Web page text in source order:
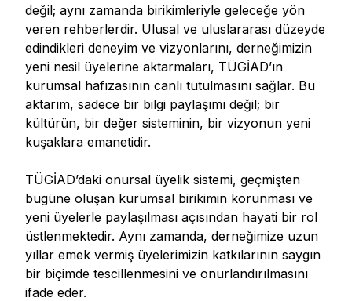
değil; aynı zamanda birikimleriyle geleceğe yön
veren rehberlerdir. Ulusal ve uluslararası düzeyde
edindikleri deneyim ve vizyonlarını, derneğimizin
yeni nesil üyelerine aktarmaları, TÜGİAD’ın
kurumsal hafızasının canlı tutulmasını sağlar. Bu
aktarım, sadece bir bilgi paylaşımı değil; bir
kültürün, bir değer sisteminin, bir vizyonun yeni
kuşaklara emanetidir.
TÜGİAD’daki onursal üyelik sistemi, geçmişten
bugüne oluşan kurumsal birikimin korunması ve
yeni üyelerle paylaşılması açısından hayati bir rol
üstlenmektedir. Aynı zamanda, derneğimize uzun
yıllar emek vermiş üyelerimizin katkılarının saygın
bir biçimde tescillenmesini ve onurlandırılmasını
ifade eder.